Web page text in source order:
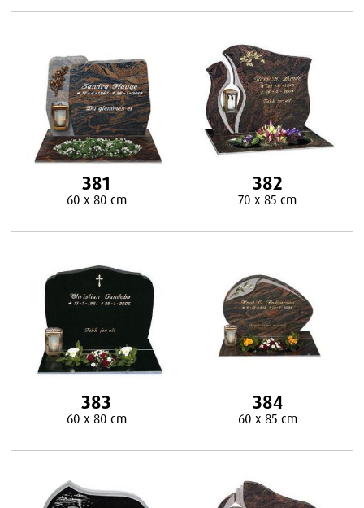
381
60 x 80 cm
382
70 x 85 cm
383
60 x 80 cm
384
60 x 85 cm